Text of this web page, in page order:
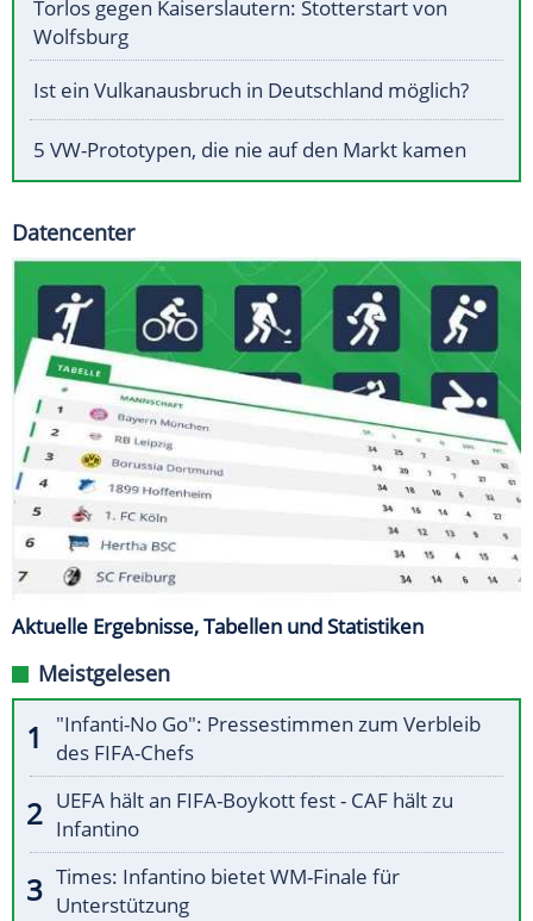
Torlos gegen Kaiserslautern: Stotterstart von
Wolfsburg
Ist ein Vulkanausbruch in Deutschland möglich?
5 VW-Prototypen, die nie auf den Markt kamen
Datencenter
Aktuelle Ergebnisse, Tabellen und Statistiken
Meistgelesen
"Infanti-No Go": Pressestimmen zum Verbleib
des FIFA-Chefs
UEFA hält an FIFA-Boykott fest - CAF hält zu
Infantino
Times: Infantino bietet WM-Finale für
Unterstützung